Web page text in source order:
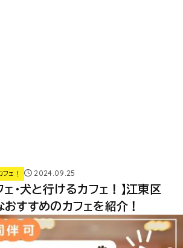
フェ！ 2024.09.25
ェ・犬と行けるカフェ！】江東区
すすめのカフェを紹介！